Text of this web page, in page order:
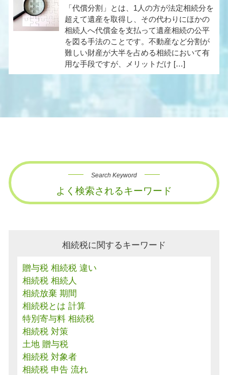
「代償分割」とは、1人の方が法定相続分を
超えて遺産を取得し、その代わりにほかの
相続人へ代償金を支払って遺産相続の公平
を図る手法のことです。不動産など分割が
難しい財産が大半を占める相続において有
用な手段ですが、メリットだけ […]
Search Keyword
よく検索されるキーワード
相続税に関するキーワード
贈与税 相続税 違い
相続税 相続人
相続放棄 期間
相続税とは 計算
特別寄与料 相続税
相続税 対策
土地 贈与税
相続税 対象者
相続税 申告 流れ